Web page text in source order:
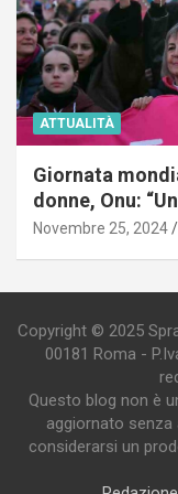
ATTUALITÀ
Giornata
donne, Onu:
Novembre 25, 2024
Copyright © 2025
00181 Roma -
Questo blog non è
aggiornato senza
considerarsi un